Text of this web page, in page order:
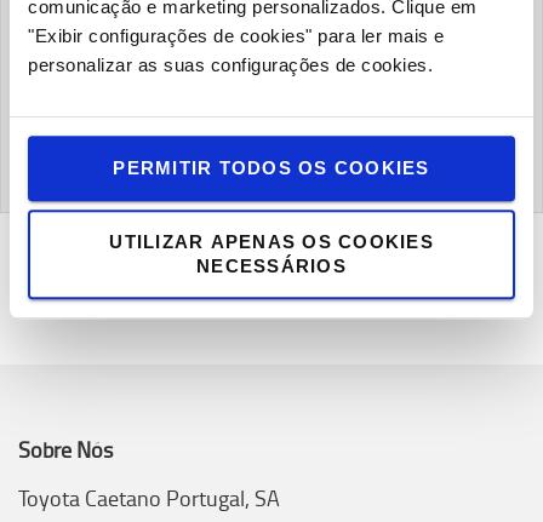
comunicação e marketing personalizados. Clique em
"Exibir configurações de cookies" para ler mais e
personalizar as suas configurações de cookies.
PERMITIR TODOS OS COOKIES
UTILIZAR APENAS OS COOKIES
NECESSÁRIOS
Cargo
Sobre Nós
Toyota Caetano Portugal, SA